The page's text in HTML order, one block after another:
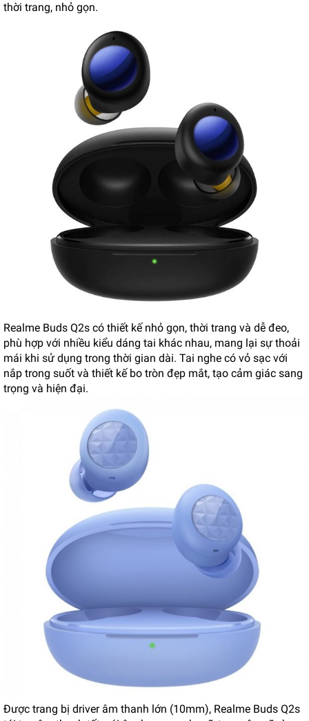
thời trang, nhỏ gọn.
Realme Buds Q2s có thiết kế nhỏ gọn, thời trang và dễ đeo,
phù hợp với nhiều kiểu dáng tai khác nhau, mang lại sự thoải
mái khi sử dụng trong thời gian dài. Tai nghe có vỏ sạc với
nắp trong suốt và thiết kế bo tròn đẹp mắt, tạo cảm giác sang
trọng và hiện đại.
Được trang bị driver âm thanh lớn (10mm), Realme Buds Q2s